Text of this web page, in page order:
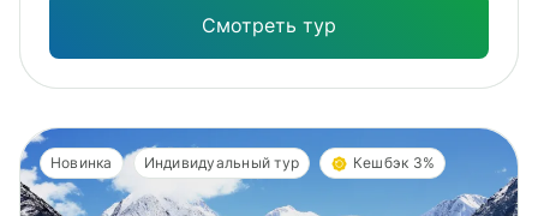
Смотреть тур
Новинка Индивидуальный тур Кешбэк 3%